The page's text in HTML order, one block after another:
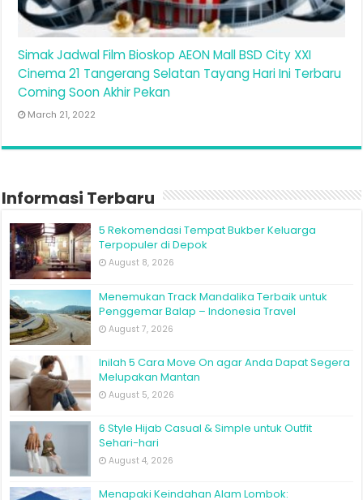
Simak Jadwal Film Bioskop AEON Mall BSD City XXI
Cinema 21 Tangerang Selatan Tayang Hari Ini Terbaru
Coming Soon Akhir Pekan
March 21, 2022
Informasi Terbaru
5 Rekomendasi Tempat Bukber Keluarga
Terpopuler di Depok
August 8, 2026
Menemukan Track Mandalika Terbaik untuk
Penggemar Balap – Indonesia Travel
August 7, 2026
Inilah 5 Cara Move On agar Anda Dapat Segera
Melupakan Mantan
August 5, 2026
6 Style Hijab Casual & Simple untuk Outfit
Sehari-hari
August 4, 2026
Menapaki Keindahan Alam Lombok: